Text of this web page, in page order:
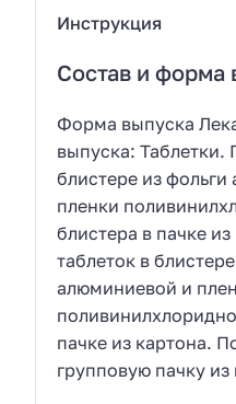
Инструкция
Состав и форма
Форма выпуска
выпуска: Таблетки.
блистере из
пленки
блистера в пачке
таблеток в
алюминиевой и
пачке из картона.
групповую пачку из